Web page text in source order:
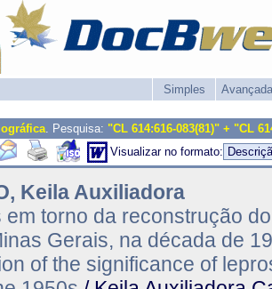
Simples Avançada
. Pesquisa: "CL 614:616-083(81)" + "CL
Visualizar no formato:
Keila Auxiliadora
em torno da reconstrução
Gerais, na década de
of the significance of